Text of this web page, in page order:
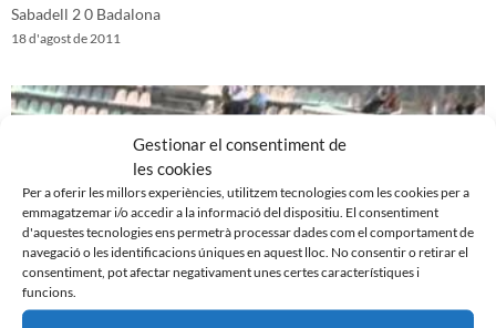
Gestionar el consentiment de
les cookies
Per a oferir les millors experiències, utilitzem tecnologies com les cookies per a
emmagatzemar i/o accedir a la informació del dispositiu. El consentiment
d'aquestes tecnologies ens permetrà processar dades com el comportament de
navegació o les identificacions úniques en aquest lloc. No consentir o retirar el
consentiment, pot afectar negativament unes certes característiques i
funcions.
Sabadell 2 0 Badalona
18 d'agost de 2011